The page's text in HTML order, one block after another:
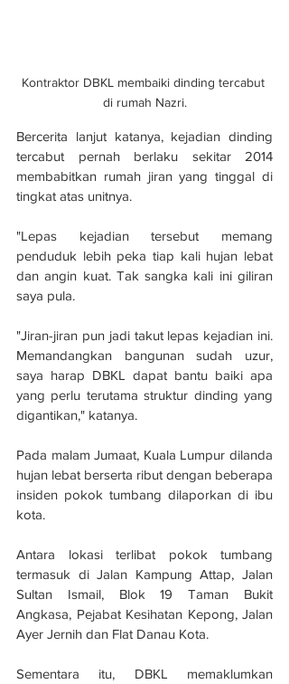
Kontraktor DBKL membaiki dinding tercabut
di rumah Nazri.
Bercerita lanjut katanya, kejadian dinding
tercabut pernah berlaku sekitar 2014
membabitkan rumah jiran yang tinggal di
tingkat atas unitnya.
"Lepas kejadian tersebut memang
penduduk lebih peka tiap kali hujan lebat
dan angin kuat. Tak sangka kali ini giliran
saya pula.
"Jiran-jiran pun jadi takut lepas kejadian ini.
Memandangkan bangunan sudah uzur,
saya harap DBKL dapat bantu baiki apa
yang perlu terutama struktur dinding yang
digantikan," katanya.
Pada malam Jumaat, Kuala Lumpur dilanda
hujan lebat berserta ribut dengan beberapa
insiden pokok tumbang dilaporkan di ibu
kota.
Antara lokasi terlibat pokok tumbang
termasuk di Jalan Kampung Attap, Jalan
Sultan Ismail, Blok 19 Taman Bukit
Angkasa, Pejabat Kesihatan Kepong, Jalan
Ayer Jernih dan Flat Danau Kota.
Sementara itu, DBKL memaklumkan